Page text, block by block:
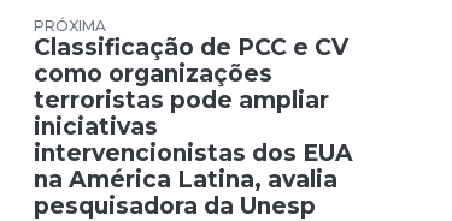
Classificação de PCC e CV
como organizações
terroristas pode ampliar
iniciativas
intervencionistas dos EUA
na América Latina, avalia
pesquisadora da Unesp